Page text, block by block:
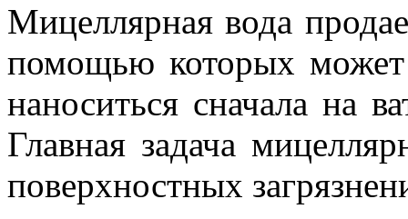
Мицеллярная вода
помощью которых может
наноситься сначала на
Главная задача
поверхностных